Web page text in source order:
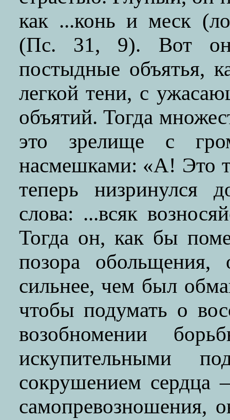
как ...конь и меск
(Пс. 31, 9). Вот он
постыдные объятья,
легкой тени, с
объятий. Тогда
это зрелище с
насмешками: «А! Это
теперь низринулся
слова: ...всяк
Тогда он, как бы
позора
сильнее, чем был
чтобы подумать о
возобномении
искупительными
сокрушением сердца
самопревозношения,